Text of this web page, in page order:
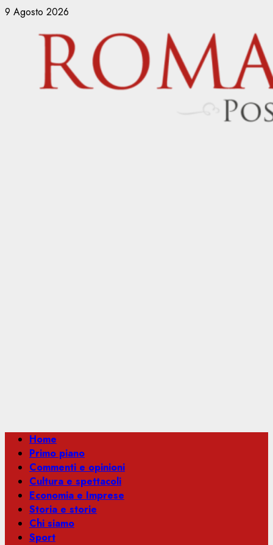
Vai
contenuto
9 Agosto 2026
Menu
principale
Home
Primo piano
Commenti e opinioni
Cultura e spettacoli
Economia e Imprese
Storia e storie
Chi siamo
Sport